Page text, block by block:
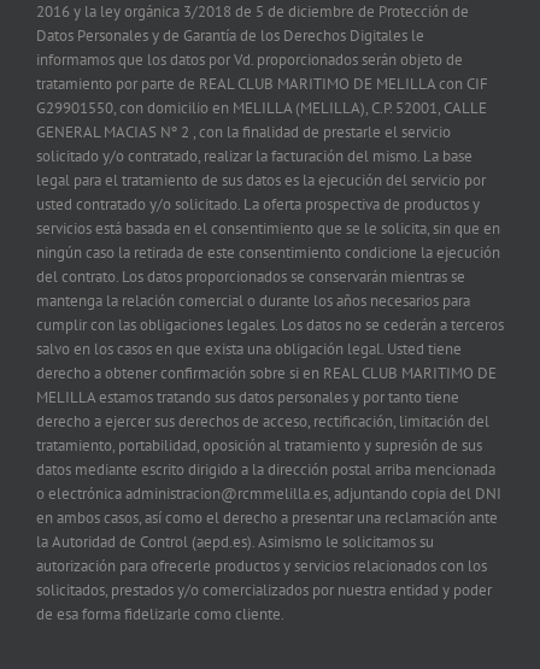
2016 y la ley orgánica 3/2018 de 5 de diciembre de Protección de
Datos Personales y de Garantía de los Derechos Digitales le
informamos que los datos por Vd. proporcionados serán objeto de
tratamiento por parte de REAL CLUB MARITIMO DE MELILLA con CIF
G29901550, con domicilio en MELILLA (MELILLA), C.P. 52001, CALLE
GENERAL MACIAS Nº 2 , con la finalidad de prestarle el servicio
solicitado y/o contratado, realizar la facturación del mismo. La base
legal para el tratamiento de sus datos es la ejecución del servicio por
usted contratado y/o solicitado. La oferta prospectiva de productos y
servicios está basada en el consentimiento que se le solicita, sin que en
ningún caso la retirada de este consentimiento condicione la ejecución
del contrato. Los datos proporcionados se conservarán mientras se
mantenga la relación comercial o durante los años necesarios para
cumplir con las obligaciones legales. Los datos no se cederán a terceros
salvo en los casos en que exista una obligación legal. Usted tiene
derecho a obtener confirmación sobre si en REAL CLUB MARITIMO DE
MELILLA estamos tratando sus datos personales y por tanto tiene
derecho a ejercer sus derechos de acceso, rectificación, limitación del
tratamiento, portabilidad, oposición al tratamiento y supresión de sus
datos mediante escrito dirigido a la dirección postal arriba mencionada
o electrónica administracion@rcmmelilla.es, adjuntando copia del DNI
en ambos casos, así como el derecho a presentar una reclamación ante
la Autoridad de Control (aepd.es). Asimismo le solicitamos su
autorización para ofrecerle productos y servicios relacionados con los
solicitados, prestados y/o comercializados por nuestra entidad y poder
de esa forma fidelizarle como cliente.